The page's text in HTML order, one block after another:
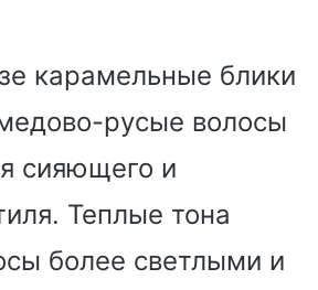
карамельные блики
русые волосы
сияющего и
Теплые тона
более светлыми и